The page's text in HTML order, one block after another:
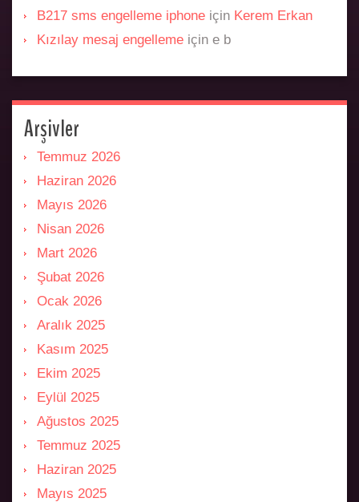
B217 sms engelleme iphone için Kerem Erkan
Kızılay mesaj engelleme için e b
Arşivler
Temmuz 2026
Haziran 2026
Mayıs 2026
Nisan 2026
Mart 2026
Şubat 2026
Ocak 2026
Aralık 2025
Kasım 2025
Ekim 2025
Eylül 2025
Ağustos 2025
Temmuz 2025
Haziran 2025
Mayıs 2025